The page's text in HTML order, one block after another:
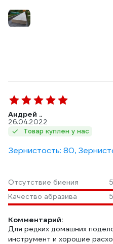
Aндрей ..
26.04.2022
Товар куплен у нас
Зернистость: 80,
Отсутствие биения 5
Качество абразива
5
Комментарий:
Для редких домашних
инструмент и хорошие